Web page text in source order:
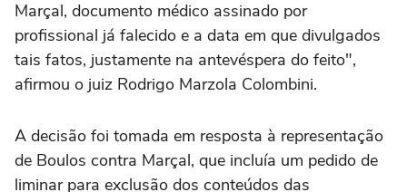
Marçal, documento médico assinado por
profissional já falecido e a data em que divulgados
tais fatos, justamente na antevéspera do feito",
afirmou o juiz Rodrigo Marzola Colombini.
A decisão foi tomada em resposta à representação
de Boulos contra Marçal, que incluía um pedido de
liminar para exclusão dos conteúdos das